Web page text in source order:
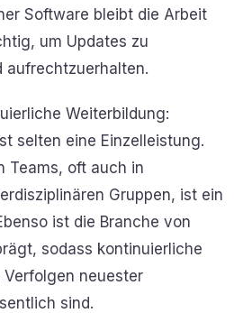
Software bleibt die Arbeit
um Updates zu
aufrechtzuerhalten.
Weiterbildung:
selten eine Einzelleistung.
Teams, oft auch in
Gruppen, ist ein
ist die Branche von
sodass kontinuierliche
neuester
sind.